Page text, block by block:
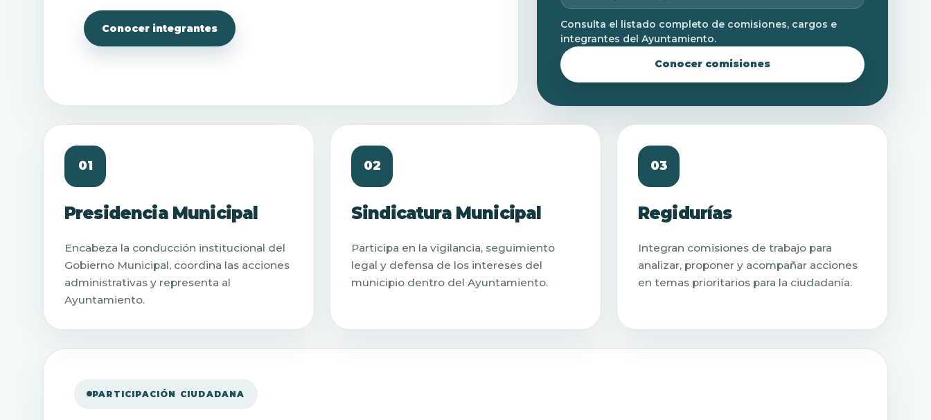
Conocer integrantes
Consulta el listado completo de comisiones, cargos e
integrantes del Ayuntamiento.
Conocer comisiones
01
Presidencia Municipal
Encabeza la conducción institucional del
Gobierno Municipal, coordina las acciones
administrativas y representa al
Ayuntamiento.
02
Sindicatura Municipal
Participa en la vigilancia, seguimiento
legal y defensa de los intereses del
municipio dentro del Ayuntamiento.
03
Regidurías
Integran comisiones de trabajo para
analizar, proponer y acompañar acciones
en temas prioritarios para la ciudadanía.
PARTICIPACIÓN CIUDADANA